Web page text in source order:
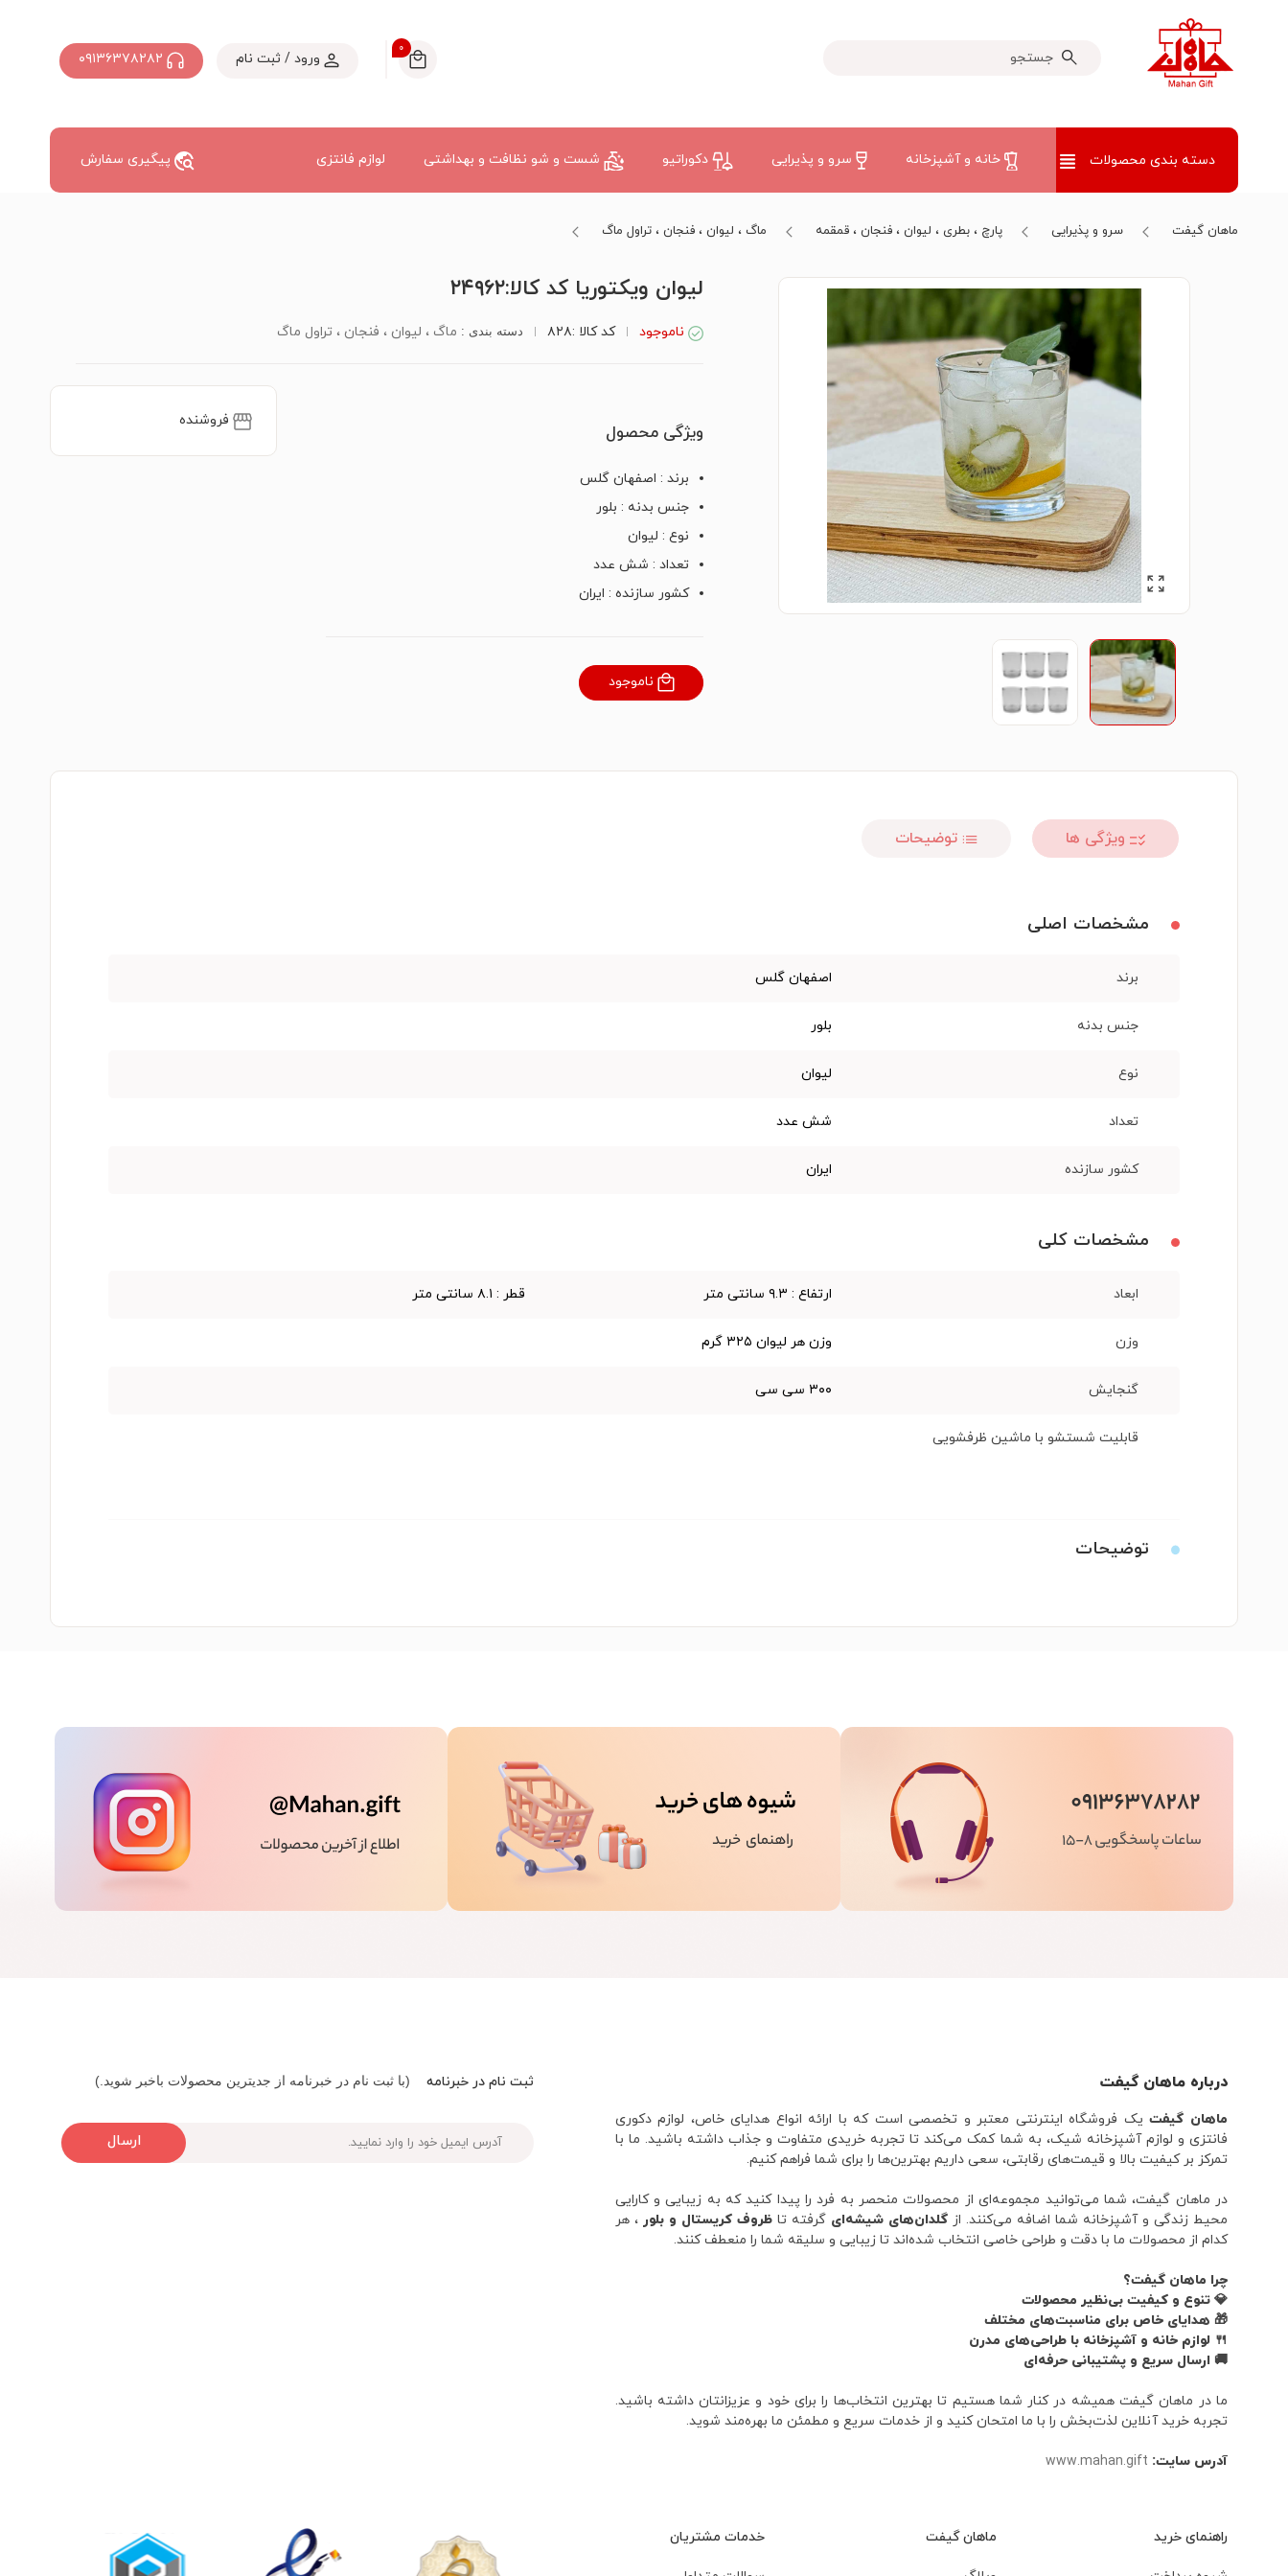
۰
ورود / ثبت نام ۰۹۱۳۶۳۷۸۲۸۲
دسته بندی محصولات خانه و آشپزخانه سرو و پذیرایی دکوراتیو شست و شو نظافت و بهداشتی لوازم فانتزی پیگیری سفارش
ماهان گیفت سرو و پذیرایی پارچ ، بطری ، لیوان ، فنجان ، قمقمه ماگ ، لیوان ، فنجان ، تراول ماگ
لیوان ویکتوریا کد کالا:۲۴۹۶۲
ناموجود کد کالا :۸۲۸ دسته بندی : ماگ ، لیوان ، فنجان ، تراول ماگ
ویژگی محصول
برند : اصفهان گلس
جنس بدنه : بلور
نوع : لیوان
تعداد : شش عدد
کشور سازنده : ایران
ناموجود
فروشنده
مشخصات اصلی
برند اصفهان گلس
جنس بدنه بلور
نوع لیوان
تعداد شش عدد
کشور سازنده ایران
مشخصات کلی
ابعاد ارتفاع : ۹.۳ سانتی متر قطر : ۸.۱ سانتی متر
وزن وزن هر لیوان ۳۲۵ گرم
گنجایش ۳۰۰ سی سی
قابلیت شستشو با ماشین ظرفشویی
توضیحات
درباره ماهان گیفت
ماهان گیفت یک فروشگاه اینترنتی معتبر و تخصصی است که با ارائه انواع هدایای خاص، لوازم دکوری
فانتزی و لوازم آشپزخانه شیک، به شما کمک می‌کند تا تجربه خریدی متفاوت و جذاب داشته باشید. ما با
تمرکز بر کیفیت بالا و قیمت‌های رقابتی، سعی داریم بهترین‌ها را برای شما فراهم کنیم.
در ماهان گیفت، شما می‌توانید مجموعه‌ای از محصولات منحصر به فرد را پیدا کنید که به زیبایی و کارایی
محیط زندگی و آشپزخانه شما اضافه می‌کنند. ازگلدان‌های شیشه‌ایگرفته تاظروف کریستال و بلور، هر
کدام از محصولات ما با دقت و طراحی خاصی انتخاب شده‌اند تا زیبایی و سلیقه شما را منعطف کنند.
چرا ماهان گیفت؟
💎 تنوع و کیفیت بی‌نظیر محصولات
🎁 هدایای خاص برای مناسبت‌های مختلف
🍴 لوازم خانه و آشپزخانه با طراحی‌های مدرن
🚚 ارسال سریع و پشتیبانی حرفه‌ای
ما در ماهان گیفت همیشه در کنار شما هستیم تا بهترین انتخاب‌ها را برای خود و عزیزانتان داشته باشید.
تجربه خرید آنلاین لذت‌بخش را با ما امتحان کنید و از خدمات سریع و مطمئن ما بهره‌مند شوید.
آدرس سایت: www.mahan.gift
ثبت نام در خبرنامه (با ثبت نام در خبرنامه از جدیترین محصولات باخبر شوید.)
ارسال
راهنمای خرید ماهان گیفت خدمات مشتریان